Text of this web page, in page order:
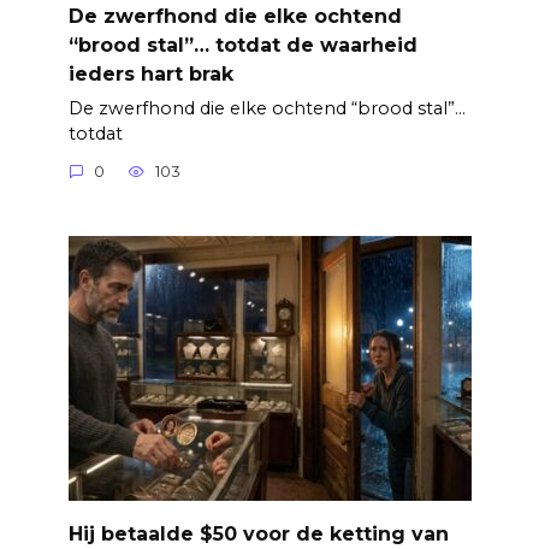
De zwerfhond die elke ochtend
“brood stal”… totdat de waarheid
ieders hart brak
De zwerfhond die elke ochtend “brood stal”…
totdat
0 103
Hij betaalde $50 voor de ketting van